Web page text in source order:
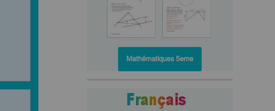
Mathématiques 5eme